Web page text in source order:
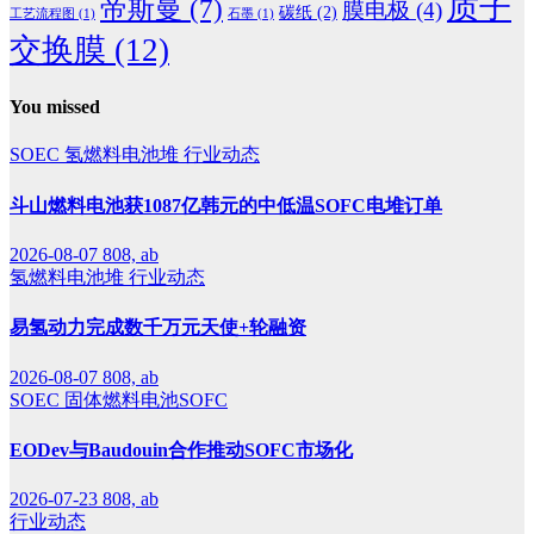
工艺流程图 (1) 帝斯曼 (7) 石墨 (1) 碳纸 (2) 膜电极 (4)
交换膜 (12)
You missed
SOEC 氢燃料电池堆 行业动态
斗山燃料电池获1087亿韩元的中低温SOFC电堆订单
2026-08-07 808, ab
氢燃料电池堆 行业动态
易氢动力完成数千万元天使+轮融资
2026-08-07 808, ab
SOEC 固体燃料电池SOFC
EODev与Baudouin合作推动SOFC市场化
2026-07-23 808, ab
行业动态